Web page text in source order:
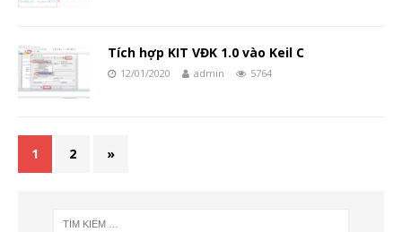
Tích hợp KIT VĐK 1.0 vào Keil C
12/01/2020 admin 5764
1 2 »